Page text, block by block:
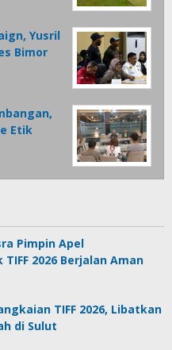
Yusril
Bimor
Etik
Pimpin Apel
2026 Berjalan Aman
TIFF 2026, Libatkan
di Sulut